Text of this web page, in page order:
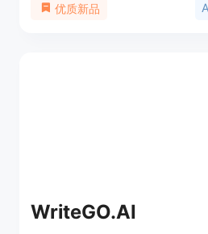
质量，加速学术研究。
优质新品
WriteGO.AI